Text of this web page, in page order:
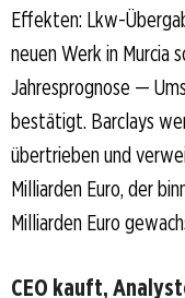
Effekten: Lkw-
neuen Werk in Murcia
Jahresprognose —
bestätigt. Barclays
übertrieben und
Milliarden Euro, der
Milliarden Euro
CEO kauft,